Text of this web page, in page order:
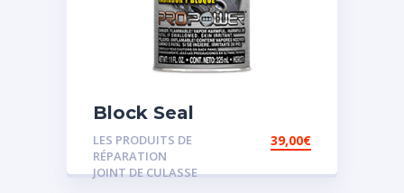
Block Seal
LES PRODUITS DE
RÉPARATION
JOINT DE CULASSE
39,00€